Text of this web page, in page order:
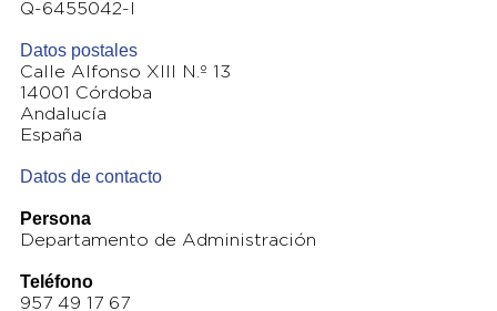
Q-6455042-I
Datos postales
Calle Alfonso XIII N.º 13
14001 Córdoba
Andalucía
España
Datos de contacto
Persona
Departamento de Administración
Teléfono
957 49 17 67